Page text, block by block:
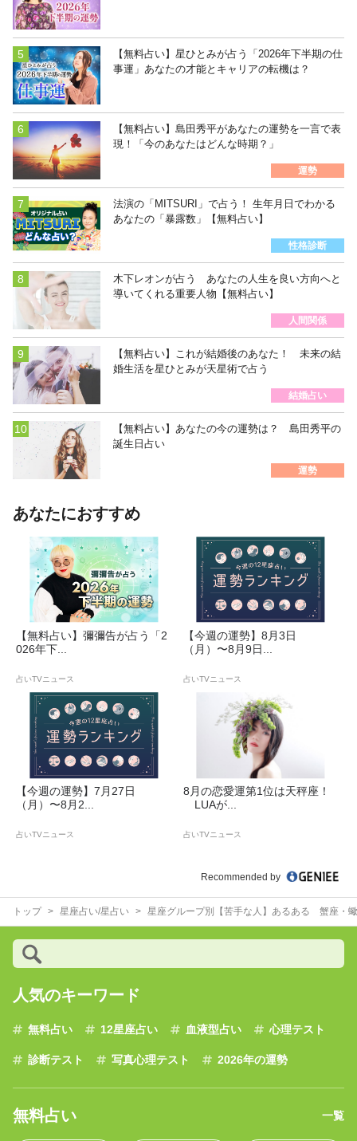
【無料占い】星ひとみが占う「2026年下半期の仕
事運」あなたの才能とキャリアの転機は？
【無料占い】島田秀平があなたの運勢を一言で表
現！「今のあなたはどんな時期？」
運勢
法演の「MITSURI」で占う！ 生年月日でわかる
あなたの「暴露数」【無料占い】
性格診断
木下レオンが占う あなたの人生を良い方向へと
導いてくれる重要人物【無料占い】
人間関係
【無料占い】これが結婚後のあなた！ 未来の結
婚生活を星ひとみが天星術で占う
結婚占い
【無料占い】あなたの今の運勢は？ 島田秀平の
誕生日占い
運勢
あなたにおすすめ
【無料占い】彌彌告が占う「2
026年下...
占いTVニュース
【今週の運勢】8月3日
（月）〜8月9日...
占いTVニュース
【今週の運勢】7月27日
（月）〜8月2...
占いTVニュース
8月の恋愛運第1位は天秤座！
LUAが...
占いTVニュース
Recommended by
トップ 星座占い/星占い 星座グループ別【苦手な人】あるある 蟹座・
人気のキーワード
無料占い 12星座占い 血液型占い 心理テスト
診断テスト 写真心理テスト 2026年の運勢
無料占い 一覧